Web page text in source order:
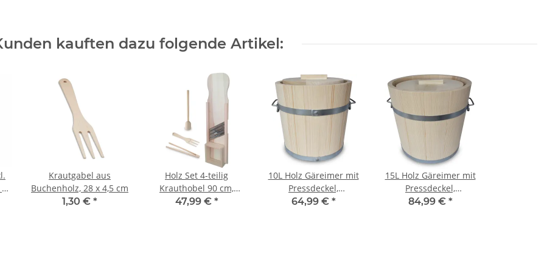
kauften dazu folgende Artikel:
Krautgabel aus
Buchenholz, 28 x 4,5 cm
1,30 € *
Holz Set 4-teilig
Krauthobel 90 cm,
Stampfer, Zange, Gabel,
47,99 € *
10L Holz Gäreimer mit
Pressdeckel,
Haltegriffen und
64,99 € *
15L Holz Gäreimer mit
Pressdeckel,
Haltegriffen und
84,99 € *